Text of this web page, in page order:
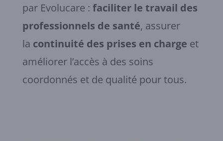
par Evolucare : faciliter le travail des
professionnels de santé, assurer
la continuité des prises en charge et
améliorer l’accès à des soins
coordonnés et de qualité pour tous.